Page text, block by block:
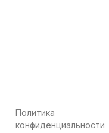
Политика
конфиденциальности